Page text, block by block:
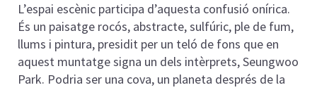
L’espai escènic participa d’aquesta confusió onírica.
És un paisatge rocós, abstracte, sulfúric, ple de fum,
llums i pintura, presidit per un teló de fons que en
aquest muntatge signa un dels intèrprets, Seungwoo
Park. Podria ser una cova, un planeta després de la